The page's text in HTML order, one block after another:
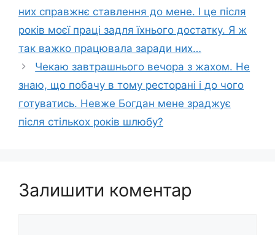
них справжнє ставлення до мене. І це після
років моєї праці задля їхнього достатку. Я ж
так важко працювала заради них…
Чекаю завтрашнього вечора з жахом. Не
знаю, що побачу в тому ресторані і до чого
готуватись. Невже Богдан мене зраджує
після стількох років шлюбу?
Залишити коментар